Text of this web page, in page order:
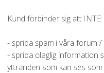
Kund förbinder sig att INTE:
- sprida spam i våra forum /
- sprida olaglig information
yttranden som kan ses